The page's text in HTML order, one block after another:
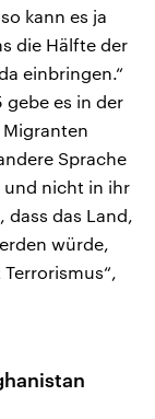
kann es ja
die Hälfte der
einbringen.“
gebe es in der
Migranten
Sprache
und nicht in ihr
dass das Land,
würde,